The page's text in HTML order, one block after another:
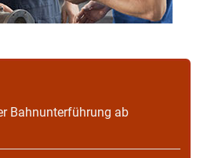
Bahnunterführung ab